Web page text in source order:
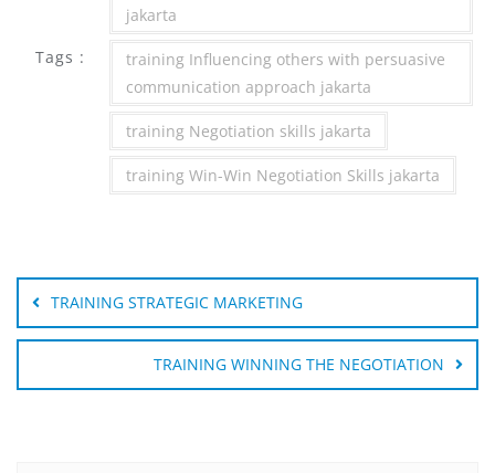
Tags :
jakarta
training Influencing others with persuasive
communication approach jakarta
training Negotiation skills jakarta
training Win-Win Negotiation Skills jakarta
Post
navigation
TRAINING STRATEGIC MARKETING
TRAINING WINNING THE NEGOTIATION